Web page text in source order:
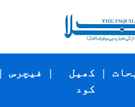
| فیچرس |
کھیل
کود
|